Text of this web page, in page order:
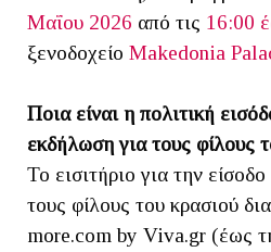
Μαΐου 2026 από τις 16:00
ξενοδοχείο Makedonia
Ποια είναι η πολιτική
εκδήλωση για τους φίλους
Το εισιτήριο για την
τους φίλους του κρασιού
more.com by Viva.gr (έως